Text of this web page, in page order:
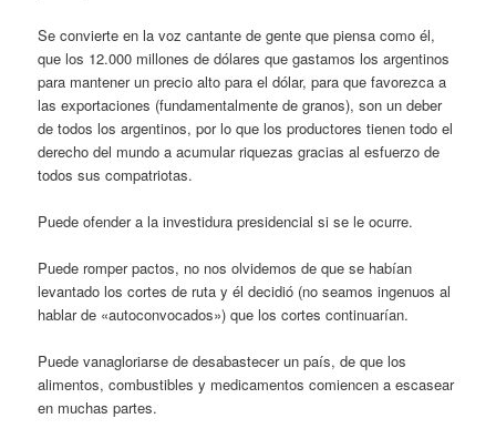
Se convierte en la voz cantante de gente que piensa como él,
que los 12.000 millones de dólares que gastamos los argentinos
para mantener un precio alto para el dólar, para que favorezca a
las exportaciones (fundamentalmente de granos), son un deber
de todos los argentinos, por lo que los productores tienen todo el
derecho del mundo a acumular riquezas gracias al esfuerzo de
todos sus compatriotas.
Puede ofender a la investidura presidencial si se le ocurre.
Puede romper pactos, no nos olvidemos de que se habían
levantado los cortes de ruta y él decidió (no seamos ingenuos al
hablar de «autoconvocados») que los cortes continuarían.
Puede vanagloriarse de desabastecer un país, de que los
alimentos, combustibles y medicamentos comiencen a escasear
en muchas partes.